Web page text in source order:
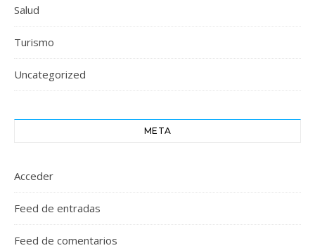
Salud
Turismo
Uncategorized
META
Acceder
Feed de entradas
Feed de comentarios